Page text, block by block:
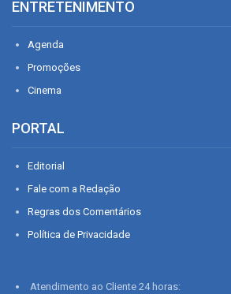
ENTRETENIMENTO
Agenda
Promoções
Cinema
PORTAL
Editorial
Fale com a Redação
Regras dos Comentários
Política de Privacidade
Atendimento ao Cliente 24 horas: